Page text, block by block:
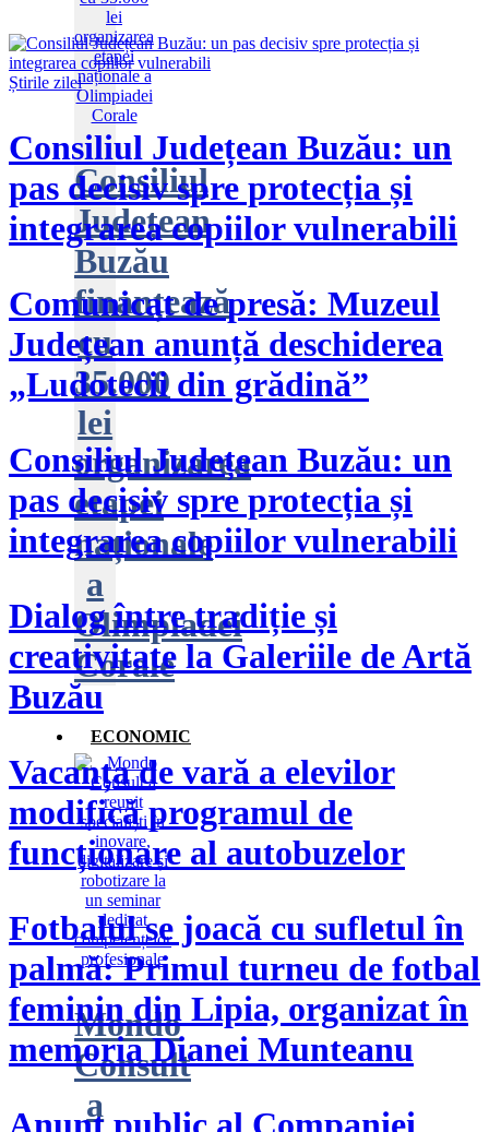
Consiliul
Județean
Buzău
finanțează
cu
35.000
lei
organizarea
etapei
naționale
a
Olimpiadei
Corale
ECONOMIC
Mondo
Consult
a
Știrile zilei
Consiliul Județean Buzău: un
pas decisiv spre protecția și
integrarea copiilor vulnerabili
Comunicat de presă: Muzeul
Județean anunță deschiderea
„Ludotecii din grădină”
Consiliul Județean Buzău: un
pas decisiv spre protecția și
integrarea copiilor vulnerabili
Dialog între tradiție și
creativitate la Galeriile de Artă
Buzău
Vacanța de vară a elevilor
modifică programul de
funcționare al autobuzelor
​Fotbalul se joacă cu sufletul în
palmă: Primul turneu de fotbal
feminin din Lipia, organizat în
memoria Dianei Munteanu